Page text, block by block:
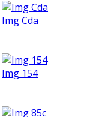
Img Cda
Img 154